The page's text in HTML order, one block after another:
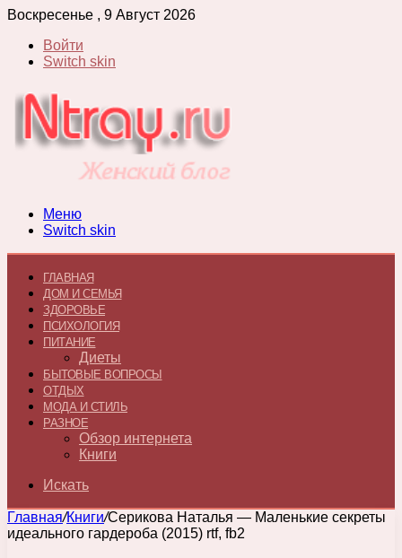
Воскресенье , 9 Август 2026
Войти
Switch skin
Меню
Switch skin
ГЛАВНАЯ
ДОМ И СЕМЬЯ
ЗДОРОВЬЕ
ПСИХОЛОГИЯ
ПИТАНИЕ
Диеты
БЫТОВЫЕ ВОПРОСЫ
ОТДЫХ
МОДА И СТИЛЬ
РАЗНОЕ
Обзор интернета
Книги
Искать
Главная/Книги/Серикова Наталья — Маленькие секреты
идеального гардероба (2015) rtf, fb2